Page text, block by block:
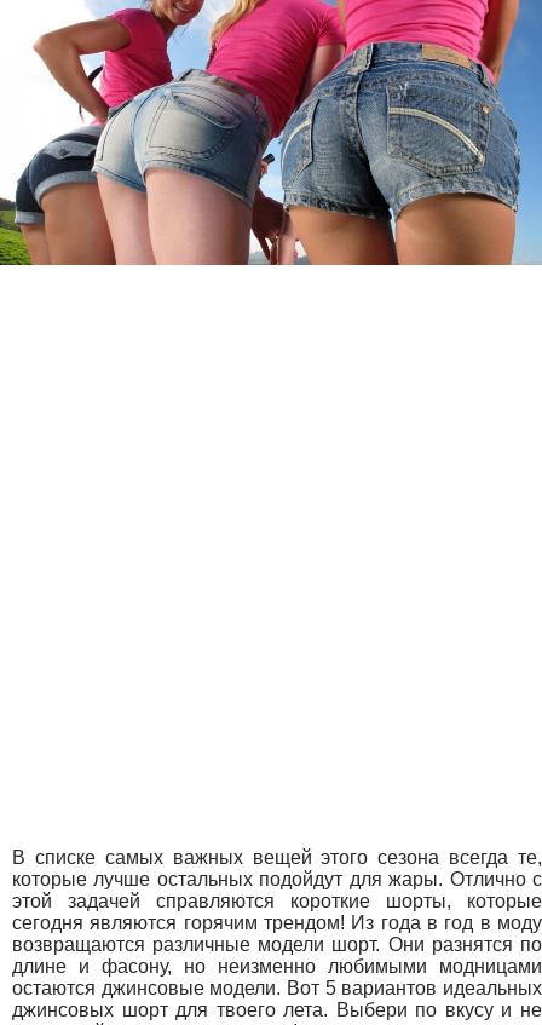
В списке самых важных вещей этого сезона всегда те,
которые лучше остальных подойдут для жары. Отлично с
этой задачей справляются короткие шорты, которые
сегодня являются горячим трендом! Из года в год в моду
возвращаются различные модели шорт. Они разнятся по
длине и фасону, но неизменно любимыми модницами
остаются джинсовые модели. Вот 5 вариантов идеальных
джинсовых шорт для твоего лета. Выбери по вкусу и не